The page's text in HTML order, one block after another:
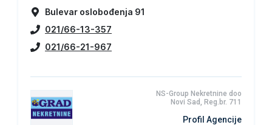
Bulevar oslobođenja 91
021/66-13-357
021/66-21-967
NS-Group Nekretnine doo
Novi Sad, Reg.br. 711
Profil Agencije